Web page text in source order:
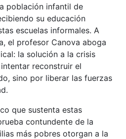
población infantil de
su educación
escuelas informales. A
el profesor Canova aboga
la solución a la crisis
reconstruir el
sino por liberar las fuerzas
que sustenta estas
contundente de la
más pobres otorgan a la